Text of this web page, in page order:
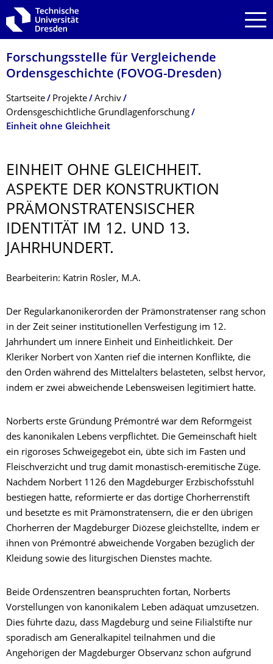
Zur Hauptnavigation springen
Zur Suche springen
Zum Inhalt springen
Forschungsstelle für Vergleichende
Ordensgeschichte (FOVOG-Dresden)
Breadcrumb-Menü
Startseite Projekte
Archiv
Ordensgeschichtliche Grundlagenforschung
Einheit ohne Gleichheit
EINHEIT OHNE GLEICHHEIT.
ASPEKTE DER KONSTRUKTION
PRÄMONSTRATEN­SISCHER
IDENTITÄT IM 12. UND 13.
JAHRHUNDERT.
Bearbeiterin: Katrin Rösler, M.A.
Der Regularkanonikerorden der Prämonstratenser rang schon
in der Zeit seiner institutionellen Verfestigung im 12.
Jahrhundert um innere Einheit und Einheitlichkeit. Der
Kleriker Norbert von Xanten rief die internen Konflikte, die
den Orden während des Mittelalters belasteten, selbst hervor,
indem er zwei abweichende Lebensweisen legitimiert hatte.
Norberts erste Gründung Prémontré war dem Reformgeist
des kanonikalen Lebens verpflichtet. Die Gemeinschaft hielt
ein rigoroses Schweigegebot ein, übte sich im Fasten und
Fleischverzicht und trug damit monastisch-eremitische Züge.
Nachdem Norbert 1126 den Magdeburger Erzbischofsstuhl
bestiegen hatte, reformierte er das dortige Chorherrenstift
und besetzte es mit Prämonstratensern, die er den übrigen
Chorherren der Magdeburger Diözese gleichstellte, indem er
ihnen von Prémontré abweichende Vorgaben bezüglich der
Kleidung sowie des liturgischen Dienstes machte.
Beide Ordenszentren beanspruchten fortan, Norberts
Vorstellungen von kanonikalem Leben adäquat umzusetzen.
Dies führte dazu, dass Magdeburg und seine Filialstifte nur
sporadisch am Generalkapitel teilnahmen und die
Angehörigen der Magdeburger Observanz schon aufgrund